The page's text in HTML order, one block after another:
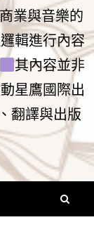
業與音樂的
輯進行內容
其內容並非
星鷹國際出
翻譯與出版